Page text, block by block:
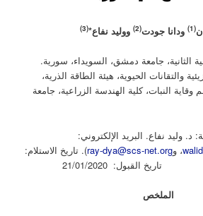
(1) ودانا جودت(2) ووليد نفاع*(3)
الثانية، جامعة دمشق، السويداء، سورية.
والتقانات الحيوية، هيئة الطاقة الذرية،
(3). قسم وقاية النبات، كلية الهندسة الزراعية، جامعة
د. وليد نفاع. البريد الإلكتروني:
، وray-dya@scs-net.org). تاريخ الاستلام:
الملخص